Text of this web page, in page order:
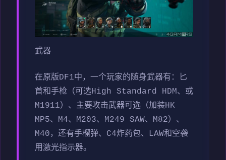
武器
在原版DF1中，一个玩家的随身武器有：匕
首和手枪（可选High Standard HDM、或
M1911）、主要攻击武器可选（加装HK
MP5、M4、M203、M249 SAW、M82）、
M40，还有手榴弹、C4炸药包、LAW和空袭
用激光指示器。